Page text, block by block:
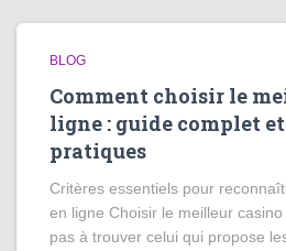
BLOG
Comment choisir le
ligne : guide complet
pratiques
Critères essentiels pour
en ligne Choisir le meilleur
pas à trouver celui qui propose